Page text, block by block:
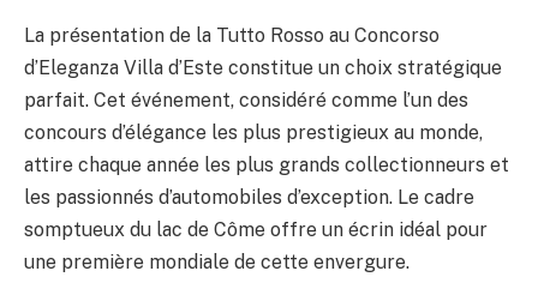
La présentation de la Tutto Rosso au Concorso
d’Eleganza Villa d’Este constitue un choix stratégique
parfait. Cet événement, considéré comme l’un des
concours d’élégance les plus prestigieux au monde,
attire chaque année les plus grands collectionneurs et
les passionnés d’automobiles d’exception. Le cadre
somptueux du lac de Côme offre un écrin idéal pour
une première mondiale de cette envergure.